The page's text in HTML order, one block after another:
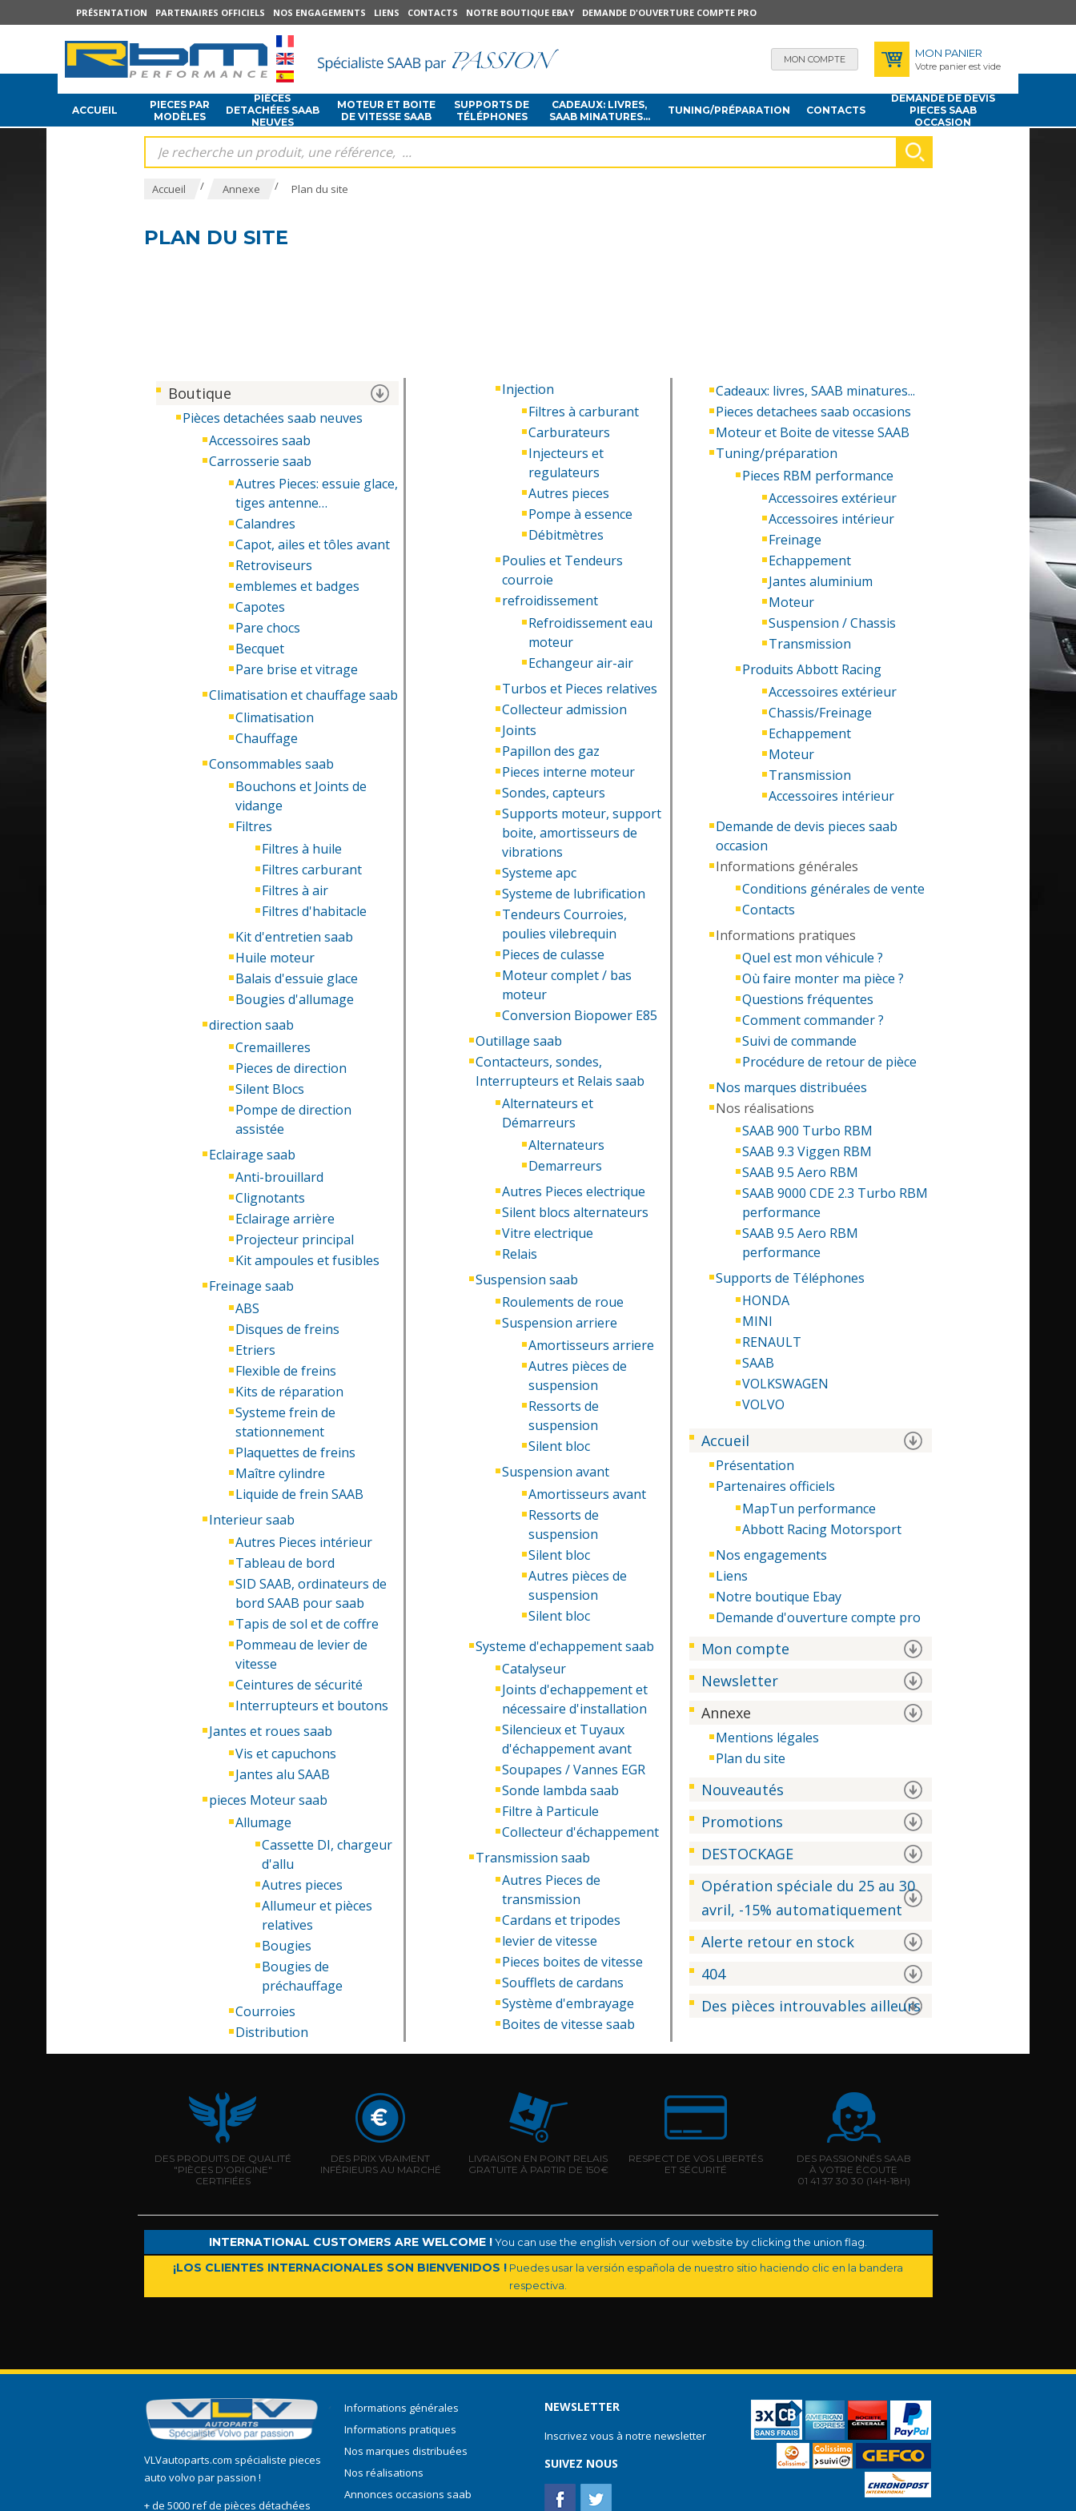
PRÉSENTATION PARTENAIRES OFFICIELS NOS ENGAGEMENTS LIENS CONTACTS NOTRE BOUTIQUE EBAY DEMANDE D'OUVERTURE COMPTE PRO
MON COMPTE MON PANIER
Votre panier est vide
ACCUEIL
PIECES PAR
MODÈLES
PIÈCES
DETACHÉES SAAB
NEUVES
MOTEUR ET BOITE
DE VITESSE SAAB
SUPPORTS DE
TÉLÉPHONES
CADEAUX: LIVRES,
SAAB MINATURES...
TUNING/PRÉPARATION CONTACTS
DEMANDE DE DEVIS
PIECES SAAB
OCCASION
Accueil / Annexe / Plan du site
PLAN DU SITE
Boutique
Pièces detachées saab neuves
Accessoires saab
Carrosserie saab
Autres Pieces: essuie glace,
tiges antenne…
Calandres
Capot, ailes et tôles avant
Retroviseurs
emblemes et badges
Capotes
Pare chocs
Becquet
Pare brise et vitrage
Climatisation et chauffage saab
Climatisation
Chauffage
Consommables saab
Bouchons et Joints de
vidange
Filtres
Filtres à huile
Filtres carburant
Filtres à air
Filtres d'habitacle
Kit d'entretien saab
Huile moteur
Balais d'essuie glace
Bougies d'allumage
direction saab
Cremailleres
Pieces de direction
Silent Blocs
Pompe de direction
assistée
Eclairage saab
Anti-brouillard
Clignotants
Eclairage arrière
Projecteur principal
Kit ampoules et fusibles
Freinage saab
ABS
Disques de freins
Etriers
Flexible de freins
Kits de réparation
Systeme frein de
stationnement
Plaquettes de freins
Maître cylindre
Liquide de frein SAAB
Interieur saab
Autres Pieces intérieur
Tableau de bord
SID SAAB, ordinateurs de
bord SAAB pour saab
Tapis de sol et de coffre
Pommeau de levier de
vitesse
Ceintures de sécurité
Interrupteurs et boutons
Jantes et roues saab
Vis et capuchons
Jantes alu SAAB
pieces Moteur saab
Allumage
Cassette DI, chargeur
d'allu
Autres pieces
Allumeur et pièces
relatives
Bougies
Bougies de
préchauffage
Courroies
Distribution
Injection
Filtres à carburant
Carburateurs
Injecteurs et
regulateurs
Autres pieces
Pompe à essence
Débitmètres
Poulies et Tendeurs
courroie
refroidissement
Refroidissement eau
moteur
Echangeur air-air
Turbos et Pieces relatives
Collecteur admission
Joints
Papillon des gaz
Pieces interne moteur
Sondes, capteurs
Supports moteur, support
boite, amortisseurs de
vibrations
Systeme apc
Systeme de lubrification
Tendeurs Courroies,
poulies vilebrequin
Pieces de culasse
Moteur complet / bas
moteur
Conversion Biopower E85
Outillage saab
Contacteurs, sondes,
Interrupteurs et Relais saab
Alternateurs et
Démarreurs
Alternateurs
Demarreurs
Autres Pieces electrique
Silent blocs alternateurs
Vitre electrique
Relais
Suspension saab
Roulements de roue
Suspension arriere
Amortisseurs arriere
Autres pièces de
suspension
Ressorts de
suspension
Silent bloc
Suspension avant
Amortisseurs avant
Ressorts de
suspension
Silent bloc
Autres pièces de
suspension
Silent bloc
Systeme d'echappement saab
Catalyseur
Joints d'echappement et
nécessaire d'installation
Silencieux et Tuyaux
d'échappement avant
Soupapes / Vannes EGR
Sonde lambda saab
Filtre à Particule
Collecteur d'échappement
Transmission saab
Autres Pieces de
transmission
Cardans et tripodes
levier de vitesse
Pieces boites de vitesse
Soufflets de cardans
Système d'embrayage
Boites de vitesse saab
Cadeaux: livres, SAAB minatures...
Pieces detachees saab occasions
Moteur et Boite de vitesse SAAB
Tuning/préparation
Pieces RBM performance
Accessoires extérieur
Accessoires intérieur
Freinage
Echappement
Jantes aluminium
Moteur
Suspension / Chassis
Transmission
Produits Abbott Racing
Accessoires extérieur
Chassis/Freinage
Echappement
Moteur
Transmission
Accessoires intérieur
Demande de devis pieces saab
occasion
Informations générales
Conditions générales de vente
Contacts
Informations pratiques
Quel est mon véhicule ?
Où faire monter ma pièce ?
Questions fréquentes
Comment commander ?
Suivi de commande
Procédure de retour de pièce
Nos marques distribuées
Nos réalisations
SAAB 900 Turbo RBM
SAAB 9.3 Viggen RBM
SAAB 9.5 Aero RBM
SAAB 9000 CDE 2.3 Turbo RBM
performance
SAAB 9.5 Aero RBM
performance
Supports de Téléphones
HONDA
MINI
RENAULT
SAAB
VOLKSWAGEN
VOLVO
Accueil
Présentation
Partenaires officiels
MapTun performance
Abbott Racing Motorsport
Nos engagements
Liens
Notre boutique Ebay
Demande d'ouverture compte pro
Mon compte
Newsletter
Annexe
Mentions légales
Plan du site
Nouveautés
Promotions
DESTOCKAGE
Opération spéciale du 25 au 30
avril, -15% automatiquement
Alerte retour en stock
404
Des pièces introuvables ailleurs
DES PRODUITS DE QUALITÉ
"PIÈCES D'ORIGINE"
CERTIFIÉES
DES PRIX VRAIMENT
INFÉRIEURS AU MARCHÉ
LIVRAISON EN POINT RELAIS
GRATUITE À PARTIR DE 150€
RESPECT DE VOS LIBERTÉS
ET SÉCURITÉ
DES PASSIONNÉS SAAB
À VOTRE ÉCOUTE
01 41 37 30 30 (14H-18H)
INTERNATIONAL CUSTOMERS ARE WELCOME !You can use the english version of our website by clicking the union flag.
¡LOS CLIENTES INTERNACIONALES SON BIENVENIDOS ! Puedes usar la versión española de nuestro sitio haciendo clic en la bandera
respectiva.
VLVautoparts.com spécialiste pieces
auto volvo par passion !
+ de 5000 ref de pièces détachées
Informations générales
Informations pratiques
Nos marques distribuées
Nos réalisations
Annonces occasions saab
NEWSLETTER
Inscrivez vous à notre newsletter
SUIVEZ NOUS